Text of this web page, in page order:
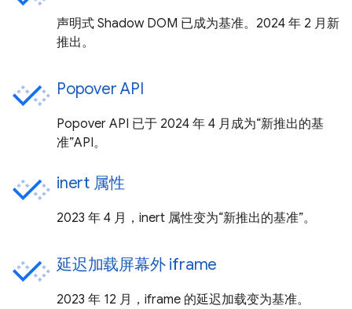
声明式 Shadow DOM 已成为基准。2024 年 2 月新
推出。
Popover API
Popover API 已于 2024 年 4 月成为“新推出的基
准”API。
inert 属性
2023 年 4 月，inert 属性变为“新推出的基准”。
延迟加载屏幕外 iframe
2023 年 12 月，iframe 的延迟加载变为基准。